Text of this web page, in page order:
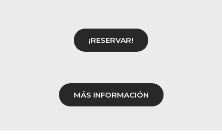
¡RESERVAR!
MÁS INFORMACIÓN